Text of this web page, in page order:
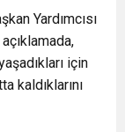
Yardımcısı
için
kaldıklarını